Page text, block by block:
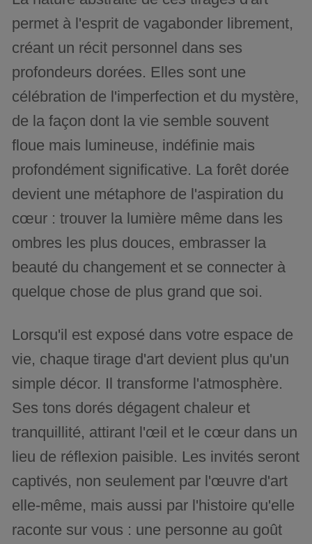
permet à l'esprit de vagabonder librement,
créant un récit personnel dans ses
profondeurs dorées. Elles sont une
célébration de l'imperfection et du mystère,
de la façon dont la vie semble souvent
floue mais lumineuse, indéfinie mais
profondément significative. La forêt dorée
devient une métaphore de l'aspiration du
cœur : trouver la lumière même dans les
ombres les plus douces, embrasser la
beauté du changement et se connecter à
quelque chose de plus grand que soi.
Lorsqu'il est exposé dans votre espace de
vie, chaque tirage d'art devient plus qu'un
simple décor. Il transforme l'atmosphère.
Ses tons dorés dégagent chaleur et
tranquillité, attirant l'œil et le cœur dans un
lieu de réflexion paisible. Les invités seront
captivés, non seulement par l'œuvre d'art
elle-même, mais aussi par l'histoire qu'elle
raconte sur vous : une personne au goût